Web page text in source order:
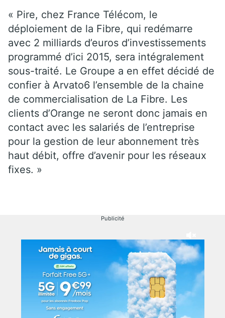
« Pire, chez France Télécom, le
déploiement de la Fibre, qui redémarre
avec 2 milliards d’euros d’investissements
programmé d’ici 2015, sera intégralement
sous-traité. Le Groupe a en effet décidé de
confier à Arvato6 l’ensemble de la chaine
de commercialisation de La Fibre. Les
clients d’Orange ne seront donc jamais en
contact avec les salariés de l’entreprise
pour la gestion de leur abonnement très
haut débit, offre d’avenir pour les réseaux
fixes. »
Publicité